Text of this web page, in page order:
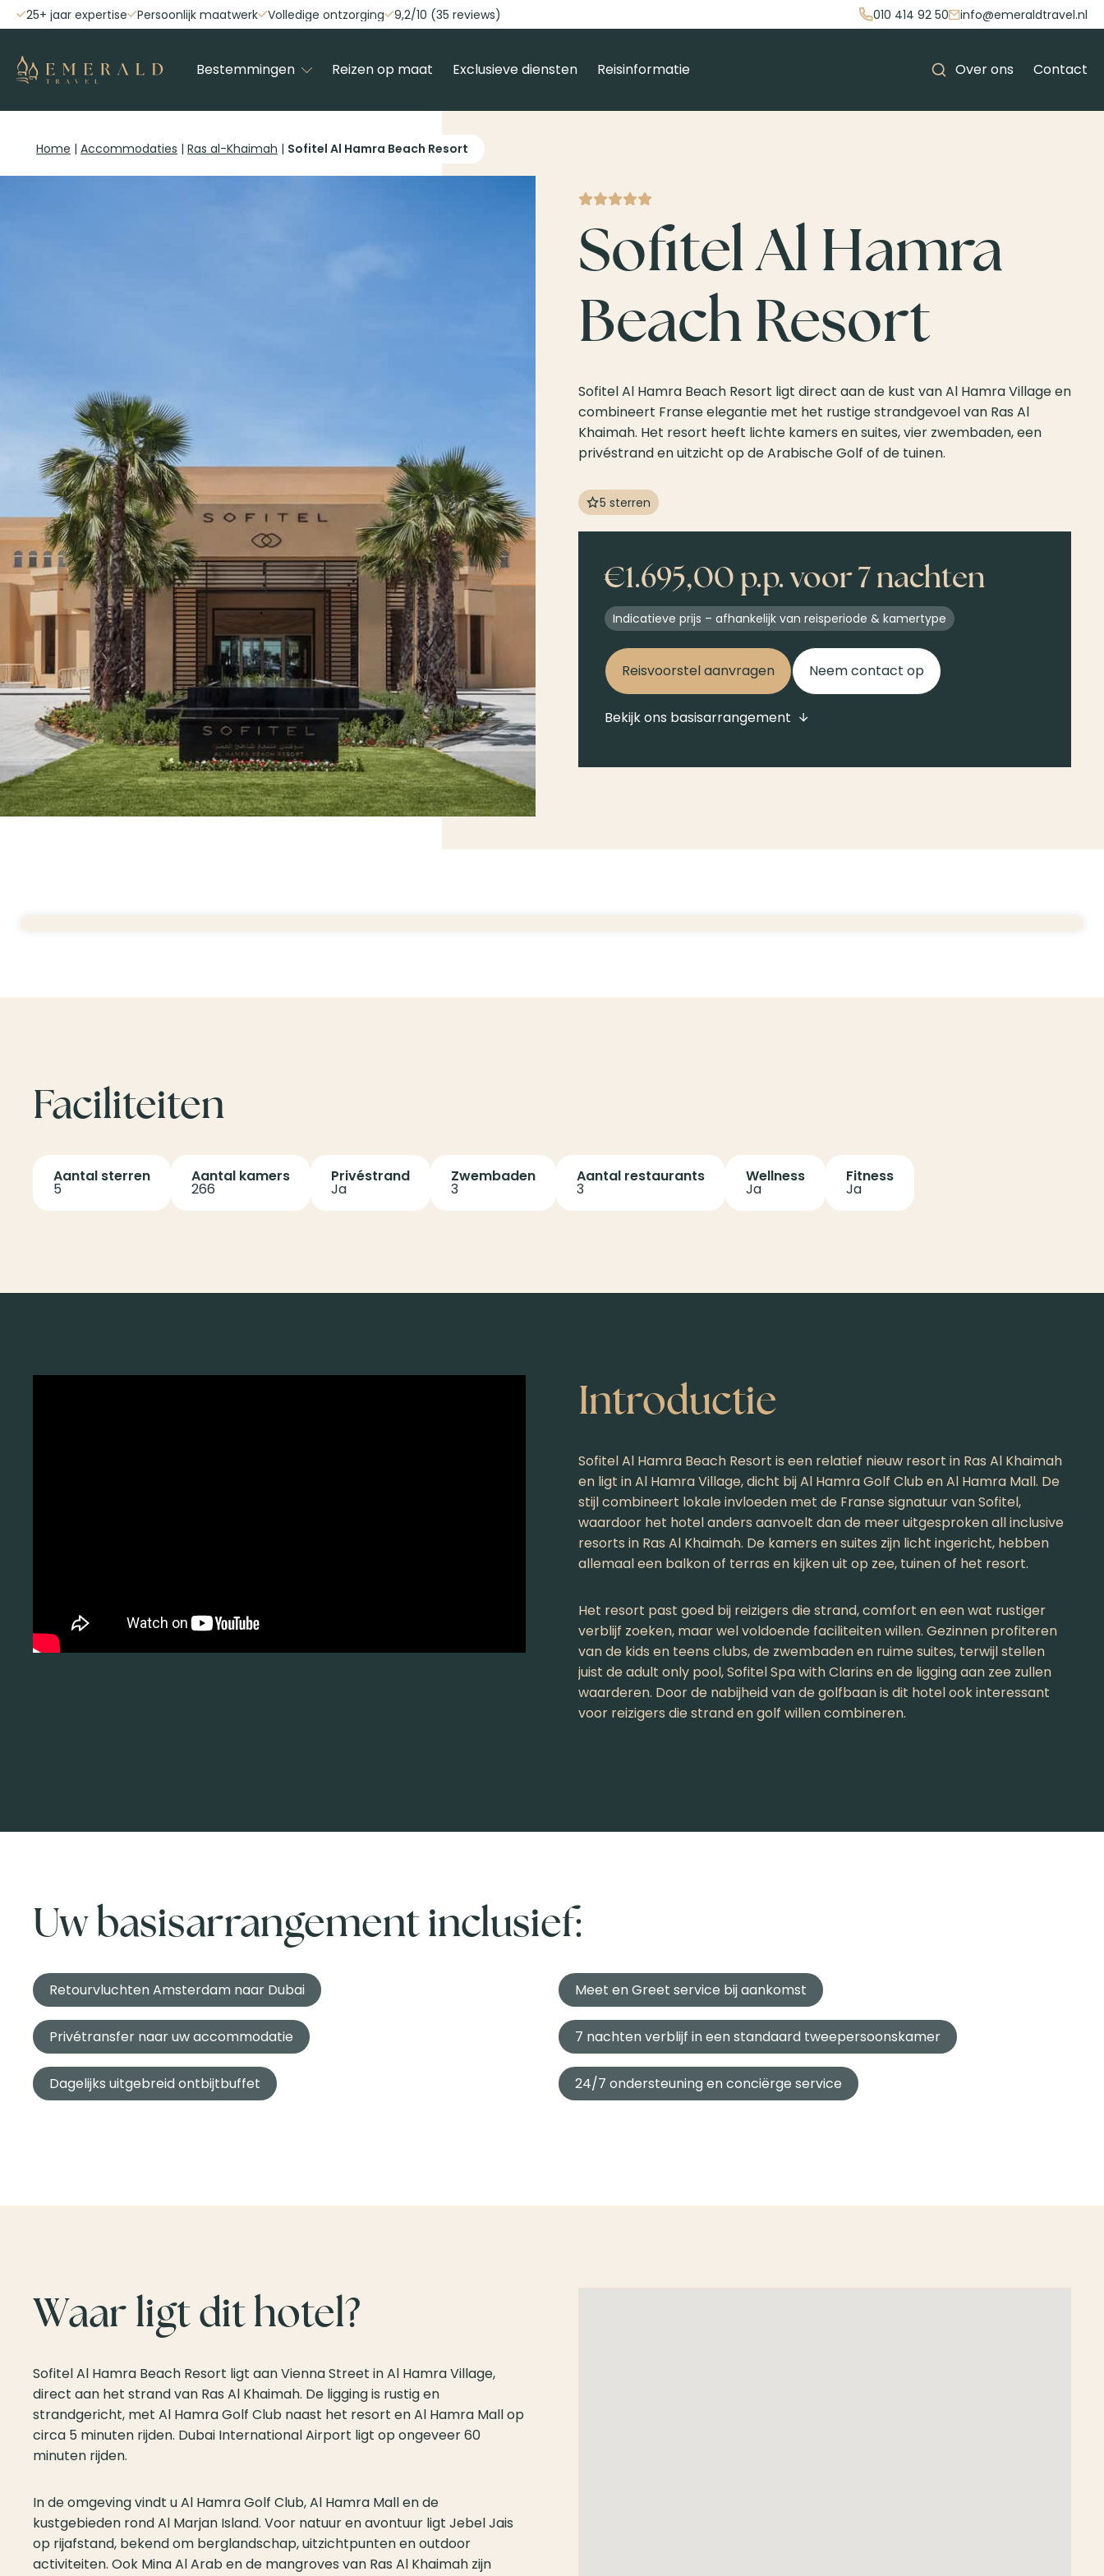
25+ jaar expertise Persoonlijk maatwerk Volledige ontzorging 9,2/10 (35 reviews) 010 414 92 50 info@emeraldtravel.nl
Bestemmingen Reizen op maat Exclusieve diensten Reisinformatie Over ons Contact
Home | Accommodaties | Ras al-Khaimah | Sofitel Al Hamra Beach Resort
Sofitel Al Hamra
Beach Resort
Sofitel Al Hamra Beach Resort ligt direct aan de kust van Al Hamra Village en
combineert Franse elegantie met het rustige strandgevoel van Ras Al
Khaimah. Het resort heeft lichte kamers en suites, vier zwembaden, een
privéstrand en uitzicht op de Arabische Golf of de tuinen.
5 sterren
€1.695,00 p.p. voor 7 nachten
Indicatieve prijs – afhankelijk van reisperiode & kamertype
Reisvoorstel aanvragen Neem contact op
Bekijk ons basisarrangement
Faciliteiten
Aantal sterren
5
Aantal kamers
266
Privéstrand
Ja
Zwembaden
3
Aantal restaurants
3
Wellness
Ja
Fitness
Ja
Introductie
Sofitel Al Hamra Beach Resort is een relatief nieuw resort in Ras Al Khaimah
en ligt in Al Hamra Village, dicht bij Al Hamra Golf Club en Al Hamra Mall. De
stijl combineert lokale invloeden met de Franse signatuur van Sofitel,
waardoor het hotel anders aanvoelt dan de meer uitgesproken all inclusive
resorts in Ras Al Khaimah. De kamers en suites zijn licht ingericht, hebben
allemaal een balkon of terras en kijken uit op zee, tuinen of het resort.
Het resort past goed bij reizigers die strand, comfort en een wat rustiger
verblijf zoeken, maar wel voldoende faciliteiten willen. Gezinnen profiteren
van de kids en teens clubs, de zwembaden en ruime suites, terwijl stellen
juist de adult only pool, Sofitel Spa with Clarins en de ligging aan zee zullen
waarderen. Door de nabijheid van de golfbaan is dit hotel ook interessant
voor reizigers die strand en golf willen combineren.
Uw basisarrangement inclusief:
Retourvluchten Amsterdam naar Dubai
Privétransfer naar uw accommodatie
Dagelijks uitgebreid ontbijtbuffet
Meet en Greet service bij aankomst
7 nachten verblijf in een standaard tweepersoonskamer
24/7 ondersteuning en conciërge service
Waar ligt dit hotel?
Sofitel Al Hamra Beach Resort ligt aan Vienna Street in Al Hamra Village,
direct aan het strand van Ras Al Khaimah. De ligging is rustig en
strandgericht, met Al Hamra Golf Club naast het resort en Al Hamra Mall op
circa 5 minuten rijden. Dubai International Airport ligt op ongeveer 60
minuten rijden.
In de omgeving vindt u Al Hamra Golf Club, Al Hamra Mall en de
kustgebieden rond Al Marjan Island. Voor natuur en avontuur ligt Jebel Jais
op rijafstand, bekend om berglandschap, uitzichtpunten en outdoor
activiteiten. Ook Mina Al Arab en de mangroves van Ras Al Khaimah zijn